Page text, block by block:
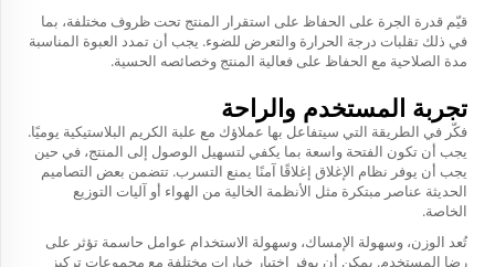
قيّم قدرة الجرة على الحفاظ على استقرار المنتج تحت ظروف مختلفة، بما
في ذلك تقلبات درجة الحرارة والتعرض للضوء. يجب أن تمدد العبوة المناسبة
مدة الصلاحية مع الحفاظ على فعالية المنتج وخصائصه الحسية.
تجربة المستخدم والراحة
فكّر في الطريقة التي سيتفاعل بها عملاؤك مع علبة الكريم البلاستيكية يوميًا.
يجب أن تكون الفتحة واسعة بما يكفي لتسهيل الوصول إلى المنتج، في حين
يجب أن يوفر نظام الإغلاق إغلاقًا آمنًا يمنع التسرب. تتضمن بعض التصاميم
الحديثة عناصر مبتكرة مثل الأنظمة الخالية من الهواء أو آليات التوزيع
الخاصة.
تُعد الوزن، وسهولة الإمساك، وسهولة الاستخدام عوامل حاسمة تؤثر على
رضا المستخدم. يمكن أن يوفر اختبار خيارات مختلفة مع مجموعات تركيز